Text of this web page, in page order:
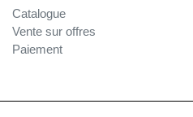
Catalogue
Vente sur offres
Paiement